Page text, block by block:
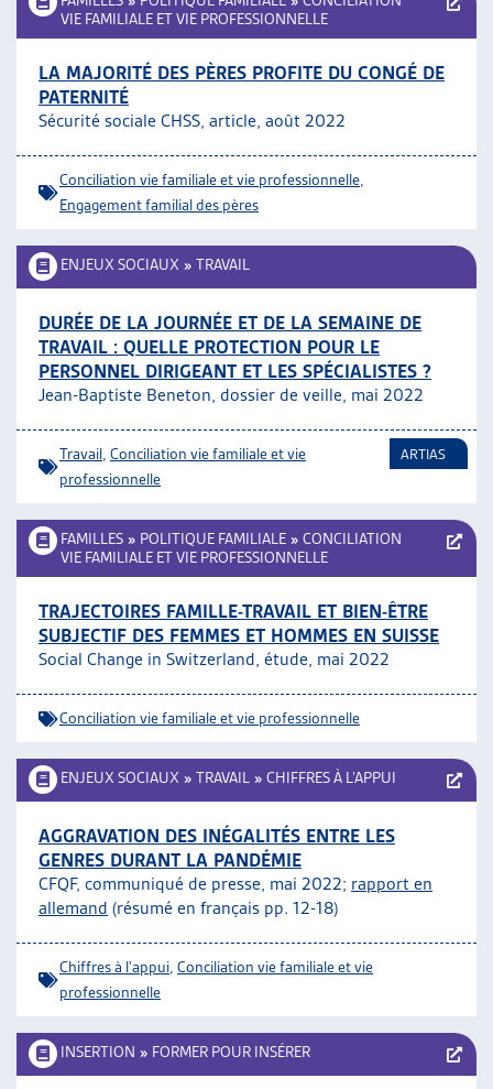
VIE FAMILIALE ET VIE PROFESSIONNELLE
LA MAJORITÉ DES PÈRES PROFITE DU CONGÉ DE
PATERNITÉ
Sécurité sociale CHSS, article, août 2022
Conciliation vie familiale et vie professionnelle
Engagement familial des pères
ENJEUX SOCIAUX » TRAVAIL
DURÉE DE LA JOURNÉE ET DE LA SEMAINE DE
TRAVAIL : QUELLE PROTECTION POUR LE
PERSONNEL DIRIGEANT ET LES SPÉCIALISTES ?
Jean-Baptiste Beneton, dossier de veille, mai 2022
Travail Conciliation vie familiale et vie
professionnelle
ARTIAS
FAMILLES » POLITIQUE FAMILIALE » CONCILIATION
VIE FAMILIALE ET VIE PROFESSIONNELLE
TRAJECTOIRES FAMILLE-TRAVAIL ET BIEN-ÊTRE
SUBJECTIF DES FEMMES ET HOMMES EN SUISSE
Social Change in Switzerland, étude, mai 2022
Conciliation vie familiale et vie professionnelle
ENJEUX SOCIAUX » TRAVAIL » CHIFFRES À L’APPUI
AGGRAVATION DES INÉGALITÉS ENTRE LES
GENRES DURANT LA PANDÉMIE
CFQF, communiqué de presse, mai 2022; rapport en
allemand (résumé en français pp. 12-18)
Chiffres à l'appui Conciliation vie familiale et vie
professionnelle
INSERTION » FORMER POUR INSÉRER